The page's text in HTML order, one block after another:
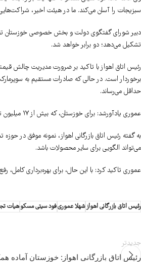
سبزیجات را آسان می‌کند. ما در هیئت اخیر،
تشکیل می‌دهد؛ دو برابر خواهد شد.
رئیس اتاق اهواز با تاکید بر ضرورت مدیریت چالش
برخوردار است. در حالی که صادرات مستقیم به
حداقل می‌رساند.
عموری یادآورشد: برای خوزستان، که بیش از ۱۷ میلیون تن محصول کشاورزی تولید می‌کند، این مرکز فرصتی برای عرضه مستقیم از بنادر جنوبی به مسکو فراهم می‌آورد.
به گفته رئیس اتاق بازرگانی اهواز، نمونه موفق در
می‌تواند الگویی برای سایر محصولات باشد.
عموری تاکید کرد: با این حال، برای بهره‌برداری کامل،
رئیس اتاق بازرگانی اهوازشهلا عموریفود سیتی مسکوهیات
جدیدتر
رئیس اتاق بازرگانی اهواز: خوزستان آماده